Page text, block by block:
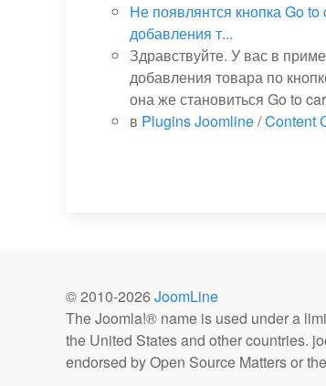
Не появлянтся кнопка Go to
добавления т...
Здравствуйте. У вас в
добавления товара по
она же становиться Go to
в Plugins Joomline/Content
© 2010-2026 JoomLine
The Joomla!® name is used under a
the United States and other countries.
endorsed by Open Source Matters or